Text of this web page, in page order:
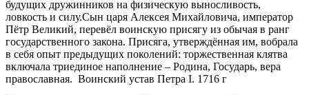
будущих дружинников на физическую выносливость,
ловкость и силу.Сын царя Алексея Михайловича, император
Пётр Великий, перевёл воинскую присягу из обычая в ранг
государственного закона. Присяга, утверждённая им, вобрала
в себя опыт предыдущих поколений: торжественная клятва
включала триединое наполнение – Родина, Государь, вера
православная. Воинский устав Петра I. 1716 г